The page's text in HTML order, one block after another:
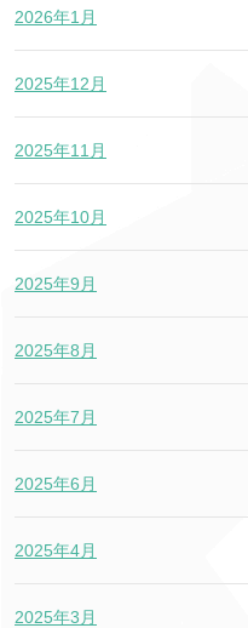
2026年1月
2025年12月
2025年11月
2025年10月
2025年9月
2025年8月
2025年7月
2025年6月
2025年4月
2025年3月